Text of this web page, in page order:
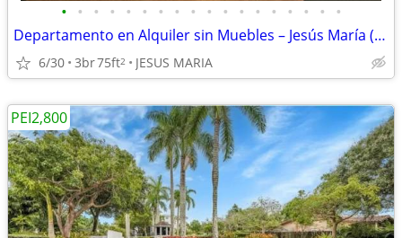
• • • • • • • • • • • • • • • • • •
Departamento en Alquiler sin Muebles – Jesús María (Ref. 24020)
6/30 3br75ft2 JESUS MARIA
PEI2,800